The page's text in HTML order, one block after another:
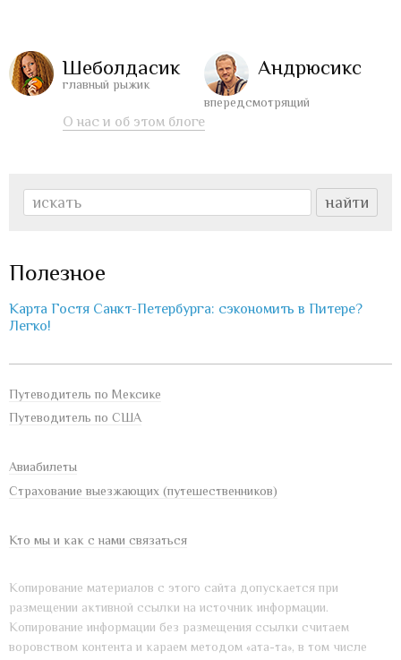
Шеболдасик
главный рыжик
Андрюсикс
впередсмотрящий
О нас и об этом блоге
Полезное
Карта Гостя Санкт-Петербурга: сэкономить в Питере?
Легко!
Путеводитель по Мексике
Путеводитель по США
Авиабилеты
Страхование выезжающих (путешественников)
Кто мы и как с нами связаться
Копирование материалов с этого сайта допускается при
размещении активной ссылки на источник информации.
Копирование информации без размещения ссылки считаем
воровством контента и караем методом «ата-та», в том числе